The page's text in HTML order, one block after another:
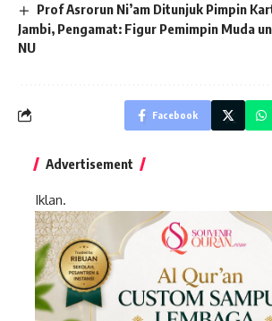
Prof Asrorun Ni’am Ditunjuk Pimpin
Jambi, Pengamat: Figur Pemimpin Muda
NU
Facebook
Advertisement
Iklan.